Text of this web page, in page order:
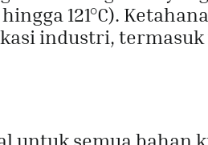
hingga 121°C).
industri,
untuk semua bahan